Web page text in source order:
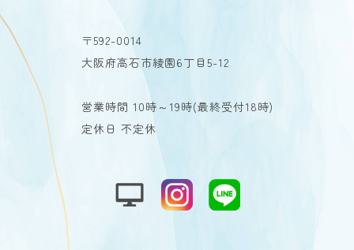
〒592-0014
大阪府高石市綾園6丁目5-12
営業時間 10時～19時(最終受付18時)
定休日 不定休